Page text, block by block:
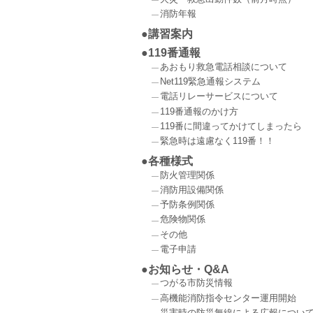
消防年報
講習案内
119番通報
あおもり救急電話相談について
Net119緊急通報システム
電話リレーサービスについて
119番通報のかけ方
119番に間違ってかけてしまったら
緊急時は遠慮なく119番！！
各種様式
防火管理関係
消防用設備関係
予防条例関係
危険物関係
その他
電子申請
お知らせ・Q&A
つがる市防災情報
高機能消防指令センター運用開始